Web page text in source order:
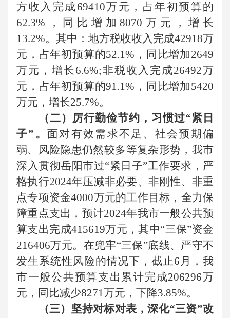
方收入完成 69410万元，占年初预算的
62.3% ，同比增加8070 万元，增长
13.2%。其中：地方税收收入完成42918万
元，占年初预算的52.1% ，同比增加2649
万元，增长 6.6%;非税收入完成26492万
元，占年初预算的91.1% ，同比增加5420
万元，增长25.7%。
（二）厉行勤俭节约，习惯过“紧日
子”。 面对有效需求不足、社会预期偏
弱、风险隐患仍然较多等复杂形势，我市
深入贯彻岳阳市过“紧日子”工作要求，严
格执行2024年压减非必要、非刚性、非重
点专项资金4000万元的工作目标，全力保
障重点支出，预计2024年我市一般公共预
算支出完成415619万元，其中“三保”资金
216406万元。在兜牢“三保”底线、严守不
发生系统性风险的情况下，截止6 月，我
市一般公共预算支出累计完成206296万
元，同比减少8271万元，下降3.85%。
（三）坚持对标对表，深化“三资”改